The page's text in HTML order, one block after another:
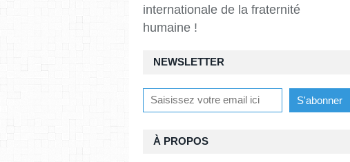
NEWSLETTER
internationale de la fraternité
humaine !
À PROPOS